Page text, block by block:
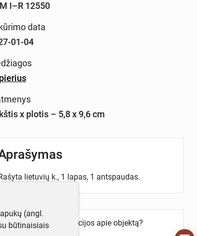
I–R 12550
data
01-04
x plotis – 5,8 x 9,6 cm
lietuvių k., 1 lapas, 1 antspaudas.
daugiau informacijos apie objektą?
(angl.
būtinaisiais